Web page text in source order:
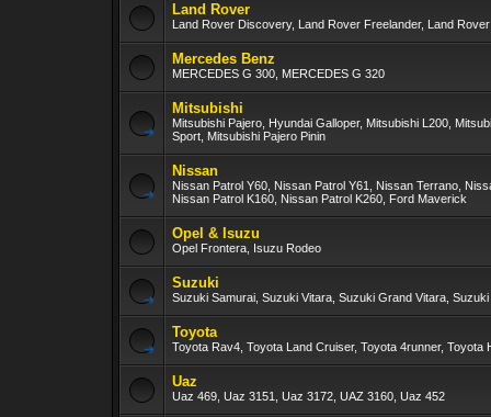
Land Rover
Land Rover Discovery, Land Rover Freelander, Land
Mercedes Benz
MERCEDES G 300, MERCEDES G 320
Mitsubishi
Mitsubishi Pajero, Hyundai Galloper, Mitsubishi L200,
Sport, Mitsubishi Pajero Pinin
Nissan
Nissan Patrol Y60, Nissan Patrol Y61, Nissan Terrano,
Nissan Patrol K160, Nissan Patrol K260, Ford Maverick
Opel & Isuzu
Opel Frontera, Isuzu Rodeo
Suzuki
Suzuki Samurai, Suzuki Vitara, Suzuki Grand Vitara,
Toyota
Toyota Rav4, Toyota Land Cruiser, Toyota 4runner, Toyota
Uaz
Uaz 469, Uaz 3151, Uaz 3172, UAZ 3160, Uaz 452